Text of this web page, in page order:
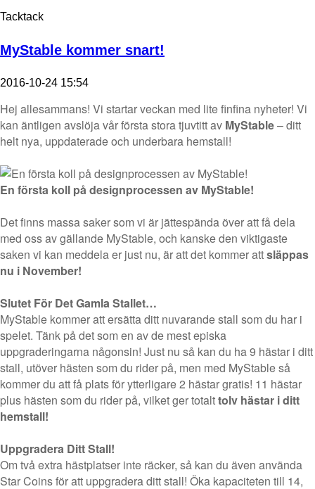
Tacktack
MyStable kommer snart!
2016-10-24 15:54
Hej allesammans! Vi startar veckan med lite finfina nyheter! Vi
kan äntligen avslöja vår första stora tjuvtitt av MyStable– ditt
helt nya, uppdaterade och underbara hemstall!
En första koll på designprocessen av MyStable!
Det finns massa saker som vi är jättespända över att få dela
med oss av gällande MyStable, och kanske den viktigaste
saken vi kan meddela er just nu, är att det kommer attsläppas
nu i November!
Slutet För Det Gamla Stallet…
MyStable kommer att ersätta ditt nuvarande stall som du har i
spelet. Tänk på det som en av de mest episka
uppgraderingarna någonsin! Just nu så kan du ha 9 hästar i ditt
stall, utöver hästen som du rider på, men med MyStable så
kommer du att få plats för ytterligare 2 hästar gratis! 11 hästar
plus hästen som du rider på, vilket ger totalttolv hästar i ditt
hemstall!
Uppgradera Ditt Stall!
Om två extra hästplatser inte räcker, så kan du även använda
Star Coins för att uppgradera ditt stall! Öka kapaciteten till 14,